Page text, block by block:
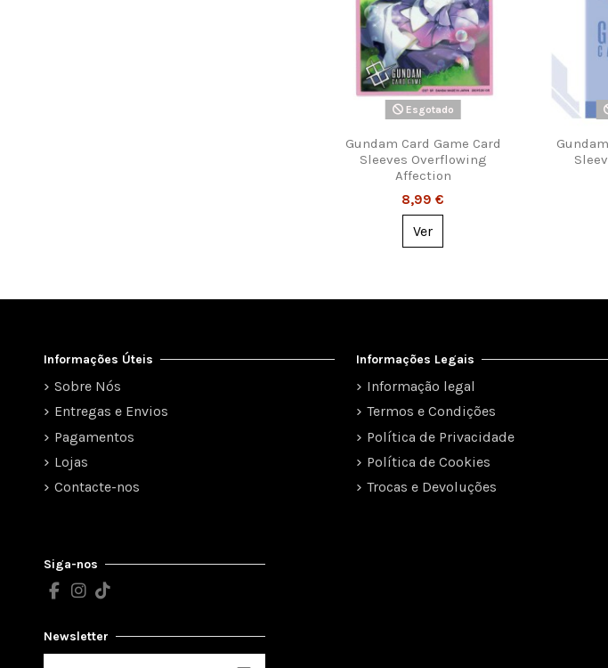
Esgotado
Gundam Card Game Card
Sleeves Overflowing
Affection
8,99 €
Ver
Informações Úteis
Sobre Nós
Entregas e Envios
Pagamentos
Lojas
Contacte-nos
Informações Legais
Informação legal
Termos e Condições
Política de Privacidade
Política de Cookies
Trocas e Devoluções
Siga-nos
Newsletter